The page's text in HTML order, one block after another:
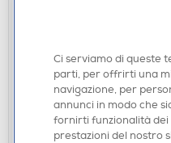
CELLULARLINE - USB
C-Black
€ 19,90
Ci serviamo di queste
parti, per offrirti una
navigazione, per
annunci in modo che
fornirti funzionalità dei
prestazioni del nostro